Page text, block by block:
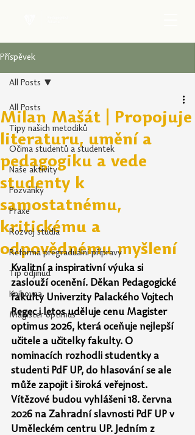
Příspěvek
All Posts
Tipy našich metodiků
Očima studentů a studentek
Naše aktivity
Pozvánky
Praxe
Rozvoj studia
Reforma pregraduální přípravy
Tip odjinud
Knihovna
Magister optimus
All Posts
Milan Mašát | Propojuje
literaturu, umění a
pedagogiku a vede
studenty k
samostatnému,
kritickému a
odpovědnému myšlení
Kvalitní a inspirativní výuka si
zaslouží ocenění. Děkan Pedagogické
fakulty Univerzity Palackého Vojtech
Regec i letos uděluje cenu Magister
optimus 2026, která oceňuje nejlepší
učitele a učitelky fakulty. O
nominacích rozhodli studentky a
studenti PdF UP, do hlasování se ale
může zapojit i široká veřejnost.
Vítězové budou vyhlášeni 18. června
2026 na Zahradní slavnosti PdF UP v
Uměleckém centru UP. Jedním z